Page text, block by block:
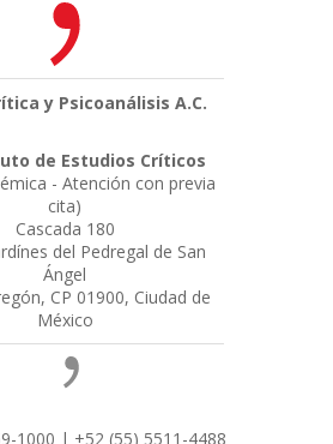
y Psicoanálisis A.C.
de Estudios Críticos
- Atención con previa
cita)
Cascada 180
del Pedregal de San
Ángel
CP 01900, Ciudad de
México
1000 | +52 (55) 5511-4488